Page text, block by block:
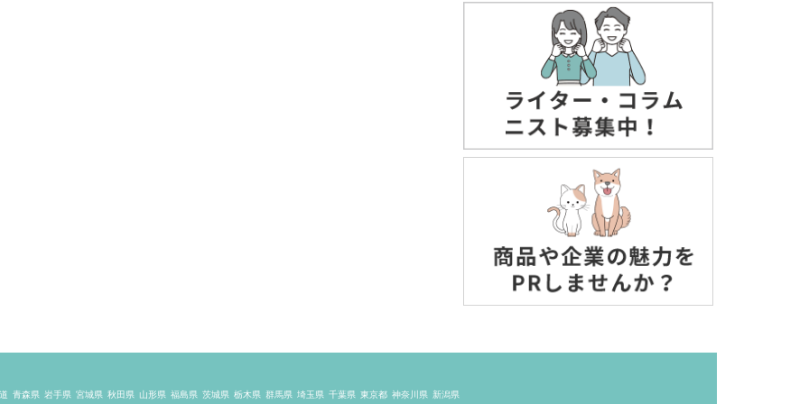
青森県 岩手県 宮城県 秋田県 山形県 福島県 茨城県 栃木県 群馬県 埼玉県 千葉県 東京都 神奈川県 新潟県